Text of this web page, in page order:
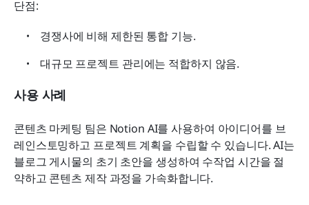
단점:
경쟁사에 비해 제한된 통합 기능.
대규모 프로젝트 관리에는 적합하지 않음.
사용 사례
콘텐츠 마케팅 팀은 Notion AI를 사용하여 아이디어를 브
레인스토밍하고 프로젝트 계획을 수립할 수 있습니다. AI는
블로그 게시물의 초기 초안을 생성하여 수작업 시간을 절
약하고 콘텐츠 제작 과정을 가속화합니다.